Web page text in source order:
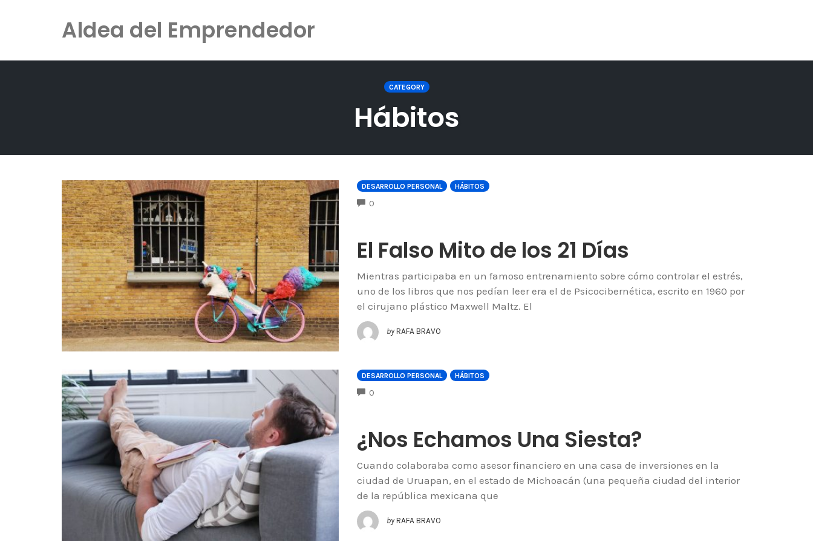
Aldea del Emprendedor
CATEGORY
Hábitos
DESARROLLO PERSONAL HÁBITOS
0
El Falso Mito de los 21 Días
Mientras participaba en un famoso entrenamiento sobre cómo controlar el estrés,
uno de los libros que nos pedían leer era el de Psicocibernética, escrito en 1960 por
el cirujano plástico Maxwell Maltz. El
by RAFA BRAVO
DESARROLLO PERSONAL HÁBITOS
0
¿Nos Echamos Una Siesta?
Cuando colaboraba como asesor financiero en una casa de inversiones en la
ciudad de Uruapan, en el estado de Michoacán (una pequeña ciudad del interior
de la república mexicana que
by RAFA BRAVO